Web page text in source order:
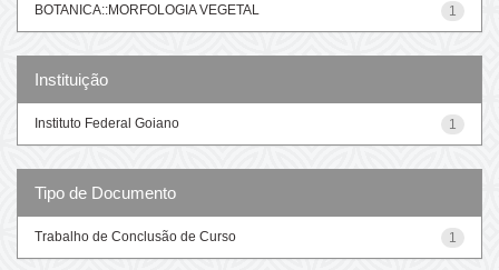
1
BOTANICA::MORFOLOGIA VEGETAL
Instituição
1
Instituto Federal Goiano
Tipo de Documento
1
Trabalho de Conclusão de Curso